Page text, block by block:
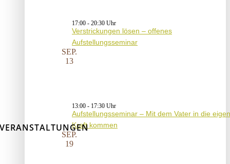
17:00 - 20:30
Verstrickungen lösen – offenes
Aufstellungsseminar
SEP.
13
13:00 - 17:30
Aufstellungsseminar – Mit dem Vater in die
Kraft kommen
SEP.
19
VERANSTALTUNGEN